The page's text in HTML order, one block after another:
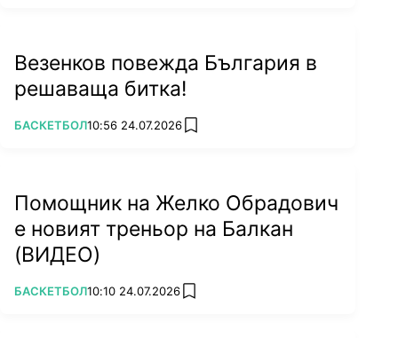
Везенков повежда България в
решаваща битка!
ПОВЕЧЕ ОТ
БАСКЕТБОЛ10:56 24.07.2026 add favorites
Помощник на Желко Обрадович
е новият треньор на Балкан
(ВИДЕО)
ПОВЕЧЕ ОТ
БАСКЕТБОЛ10:10 24.07.2026 add favorites